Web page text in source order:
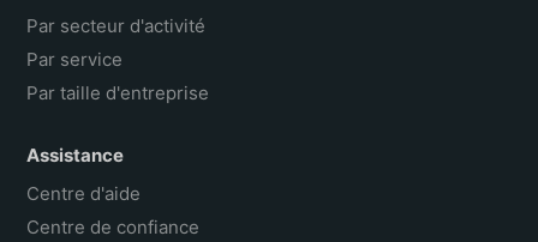
Par secteur d'activité
Par service
Par taille d'entreprise
Assistance
Centre d'aide
Centre de confiance